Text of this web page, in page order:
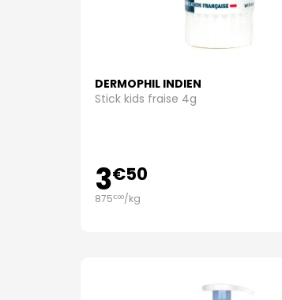
Une marque leader dans
Spécialisée dans les
: Weleda utilise des
DERMOPHIL INDIEN
Stick kids fraise 4g
3€50
875€00/kg